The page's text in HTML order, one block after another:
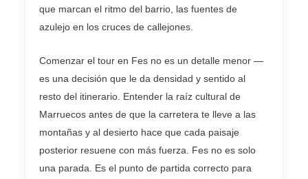
que marcan el ritmo del barrio, las fuentes de
azulejo en los cruces de callejones.
Comenzar el tour en Fes no es un detalle menor —
es una decisión que le da densidad y sentido al
resto del itinerario. Entender la raíz cultural de
Marruecos antes de que la carretera te lleve a las
montañas y al desierto hace que cada paisaje
posterior resuene con más fuerza. Fes no es solo
una parada. Es el punto de partida correcto para